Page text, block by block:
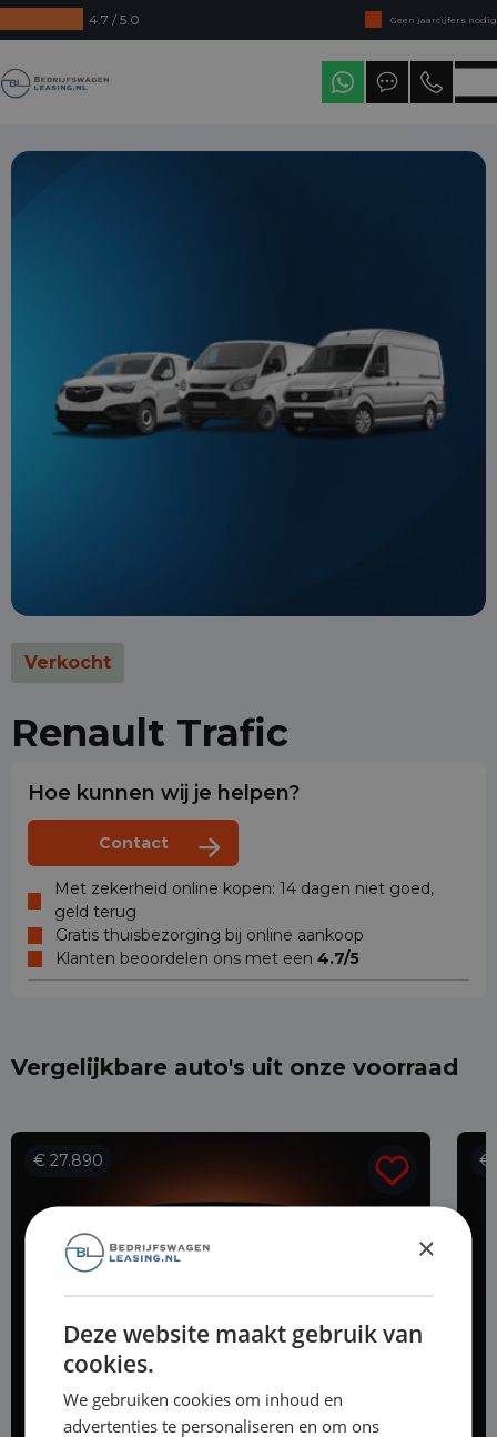
4.7 / 5.0
Geen jaarcijfers nodig
Direct uit voorraad leverbaar
Levering in heel Nederland
Verkocht
Renault Trafic
Hoe kunnen wij je helpen?
Contact
Met zekerheid online kopen: 14 dagen niet goed,
geld terug
Gratis thuisbezorging bij online aankoop
Klanten beoordelen ons met een 4.7/5
Vergelijkbare auto's uit onze voorraad
€ 27.890 €
×
Deze website maakt gebruik van
cookies.
We gebruiken cookies om inhoud en
advertenties te personaliseren en om ons